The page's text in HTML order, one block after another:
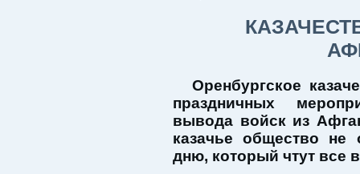
Оренбургское
праздничных
вывода войск из
казачье общество
дню, который чтут все